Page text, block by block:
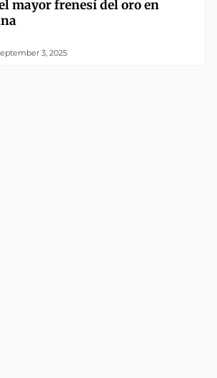
mayor frenesí del oro en
3, 2025